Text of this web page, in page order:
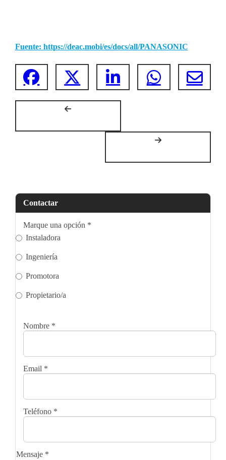
Fuente: https://deac.mobi/es/docs/all/PANASONIC
Contactar
Marque una opción *
Instaladora
Ingeniería
Promotora
Propietario/a
Nombre *
Email *
Teléfono *
Mensaje *